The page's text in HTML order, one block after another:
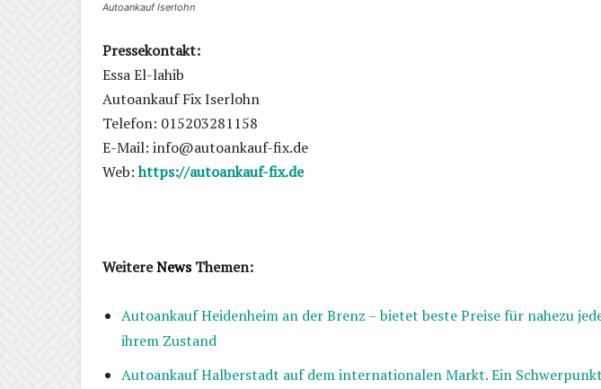
Autoankauf Iserlohn
Pressekontakt:
Essa El-lahib
Autoankauf Fix Iserlohn
Telefon: 015203281158
E-Mail: info@autoankauf-fix.de
Web:https://autoankauf-fix.de
WeitereNewsThemen:
Autoankauf Heidenheim an der Brenz – bietet beste Preise für nahezu
ihrem Zustand
Autoankauf Halberstadt auf dem internationalen Markt. Ein